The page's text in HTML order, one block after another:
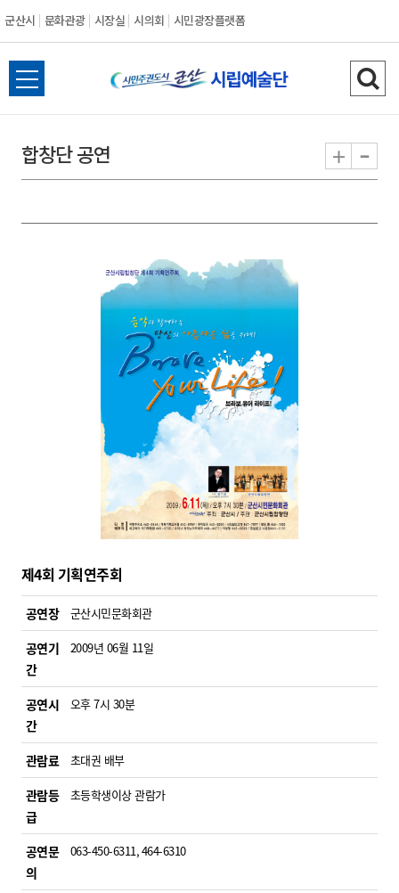
군산시 문화관광 시장실 시의회 시민광장플랫폼
군
산
전
체
뉴
열
검
색
기
합창단 공연 + -
제4회 기획연주회
공연장 군산시민문화회관
공연기
간
2009년 06월 11일
공연시
간
오후 7시 30분
관람료 초대권 배부
관람등
급
초등학생이상 관람가
공연문
의
063-450-6311, 464-6310